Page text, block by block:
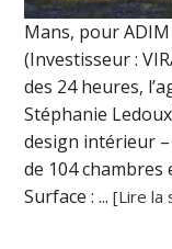
Mans, pour
(Investisseur :
des 24 heures,
Stéphanie
design intérieur
de 104 chambres
Surface : ...[Lire la